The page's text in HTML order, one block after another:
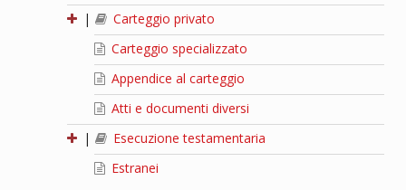
|
Carteggio privato
Carteggio specializzato
Appendice al carteggio
Atti e documenti diversi
|
Esecuzione testamentaria
Estranei